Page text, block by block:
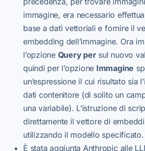
immagine, era necessario
base a dati vettoriali e fornire il
embedding dell’immagine. Ora
l’opzione Query persul nuovo
quindi per l’opzione Immagine
un’espressione il cui risultato sia
dati contenitore (di solito un
una variabile). L’istruzione di
direttamente il vettore di
utilizzando il modello specificato.
È stata aggiunta Anthropic alle